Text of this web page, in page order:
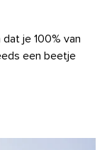
je 100% van
een beetje